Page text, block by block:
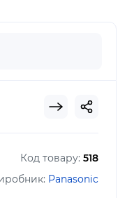
Код товару: 518
Panasonic